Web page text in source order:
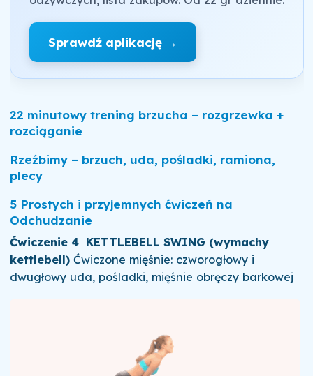
Sprawdź aplikację →
22 minutowy trening brzucha – rozgrzewka +
rozciąganie
Rzeźbimy – brzuch, uda, pośladki, ramiona,
plecy
5 Prostych i przyjemnych ćwiczeń na
Odchudzanie
Ćwiczenie 4 KETTLEBELL SWING (wymachy
kettlebell)Ćwiczone mięśnie: czworogłowy i
dwugłowy uda, pośladki, mięśnie obręczy barkowej